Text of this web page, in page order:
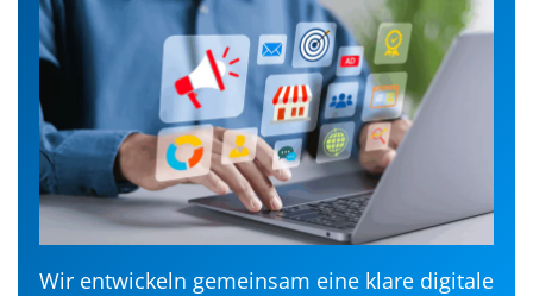
Wir entwickeln gemeinsam eine klare digitale